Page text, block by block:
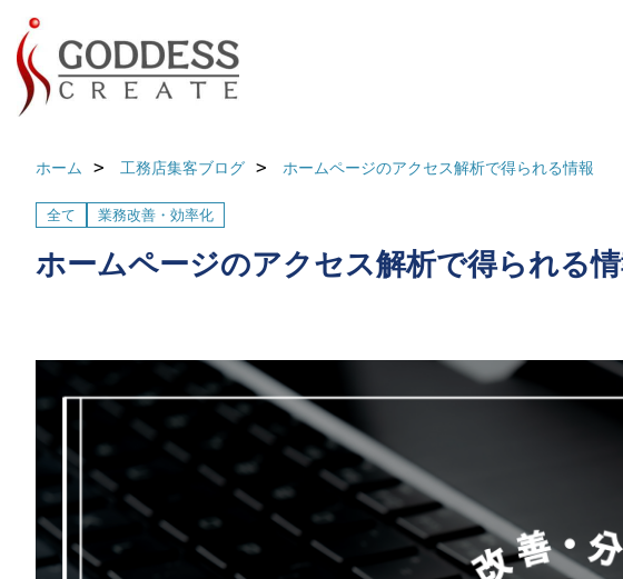
ホーム 工務店集客ブログ ホームページのアクセス解析で得られる情報
全て 業務改善・効率化
ホームページのアクセス解析で得られる